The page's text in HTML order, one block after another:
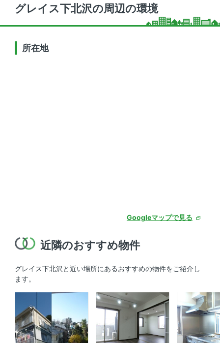
グレイス下北沢の周辺の環境
所在地
Googleマップで見る
近隣のおすすめ物件
グレイス下北沢と近い場所にあるおすすめの物件をご紹介し
ます。